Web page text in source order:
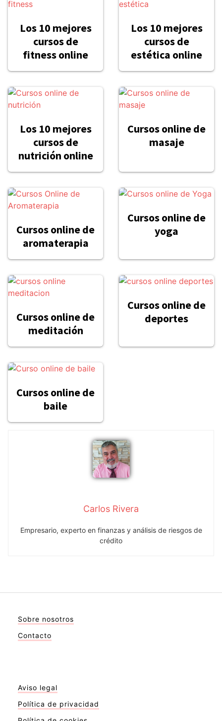
Los 10 mejores
cursos de
fitness online
Los 10 mejores
cursos de
estética online
Los 10 mejores
cursos de
nutrición online
Cursos online de
masaje
Cursos online de
aromaterapia
Cursos online de
yoga
Cursos online de
meditación
Cursos online de
deportes
Cursos online de
baile
Carlos Rivera
Empresario, experto en finanzas y análisis de riesgos de
crédito
Sobre nosotros
Contacto
Aviso legal
Política de privacidad